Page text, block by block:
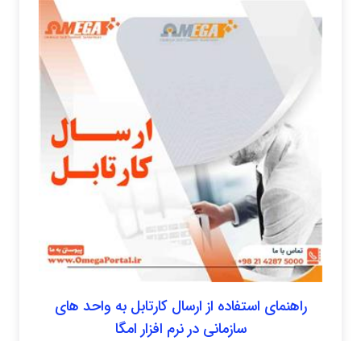
راهنمای استفاده از ارسال کارتابل به واحد های
سازمانی در نرم افزار امگا